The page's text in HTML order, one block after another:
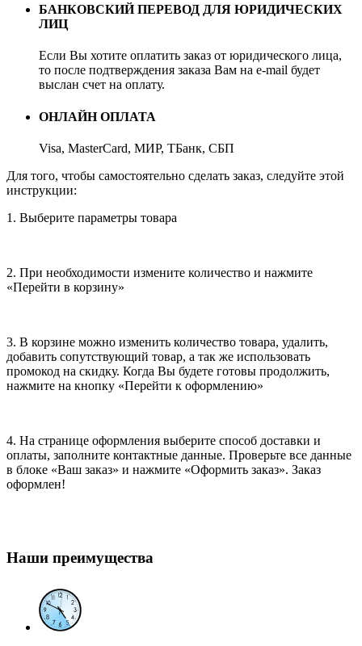
БАНКОВСКИЙ ПЕРЕВОД ДЛЯ ЮРИДИЧЕСКИХ
ЛИЦ
Если Вы хотите оплатить заказ от юридического лица,
то после подтверждения заказа Вам на e-mail будет
выслан счет на оплату.
ОНЛАЙН ОПЛАТА
Visa, MasterCard, МИР, ТБанк, СБП
Для того, чтобы самостоятельно сделать заказ, следуйте этой
инструкции:
1. Выберите параметры товара
2. При необходимости измените количество и нажмите
«Перейти в корзину»
3. В корзине можно изменить количество товара, удалить,
добавить сопутствующий товар, а так же использовать
промокод на скидку. Когда Вы будете готовы продолжить,
нажмите на кнопку «Перейти к оформлению»
4. На странице оформления выберите способ доставки и
оплаты, заполните контактные данные. Проверьте все данные
в блоке «Ваш заказ» и нажмите «Оформить заказ». Заказ
оформлен!
Наши преимущества